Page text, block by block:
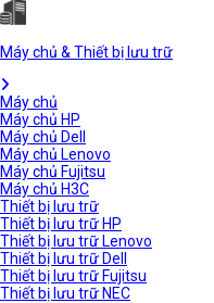
Máy chủ & Thiết bị lưu trữ
Máy chủ
Máy chủ HP
Máy chủ Dell
Máy chủ Lenovo
Máy chủ Fujitsu
Máy chủ H3C
Thiết bị lưu trữ
Thiết bị lưu trữ HP
Thiết bị lưu trữ Lenovo
Thiết bị lưu trữ Dell
Thiết bị lưu trữ Fujitsu
Thiết bị lưu trữ NEC